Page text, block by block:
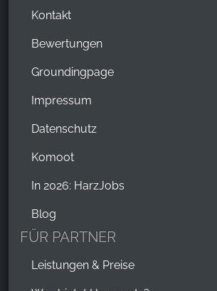
Kontakt
Bewertungen
Groundingpage
Impressum
Datenschutz
Komoot
In 2026: HarzJobs
Blog
FÜR PARTNER
Leistungen & Preise